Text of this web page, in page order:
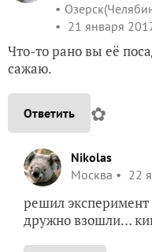
21 января
Что-то рано вы её
сажаю.
Ответить ✿
Nikolas
Москва
22
решил эксперимент
дружно взошли…